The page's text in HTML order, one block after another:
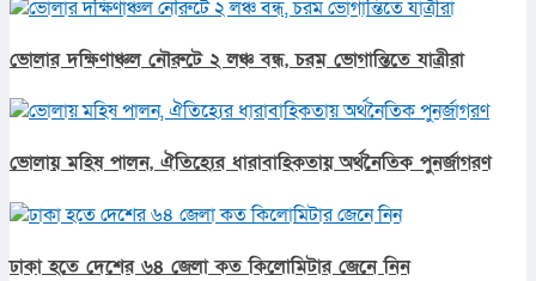
ভোলার দক্ষিণাঞ্চল নৌরুটে ২ লঞ্চ বন্ধ, চরম ভোগান্তিতে যাত্রীরা
ভোলায় মহিষ পালন, ঐতিহ্যের ধারাবাহিকতায় অর্থনৈতিক পুনর্জাগরণ
ঢাকা হতে দেশের ৬৪ জেলা কত কিলোমিটার জেনে নিন